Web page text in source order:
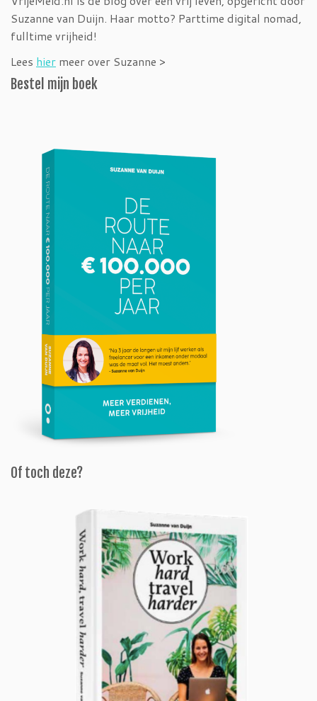
Suzanne van Duijn. Haar motto? Parttime digital nomad,
fulltime vrijheid!
Lees hier meer over Suzanne >
Bestel mijn boek
Of toch deze?